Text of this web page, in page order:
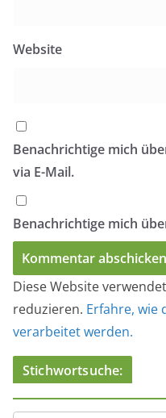
Website
Benachrichtige mich
via E-Mail.
Benachrichtige mich
Diese Website
reduzieren. Erfahre, wie
verarbeitet werden.
Stichwortsuche: